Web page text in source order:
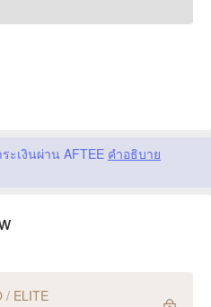
ะเงินผ่าน AFTEE คำอธิบาย
/ ELITE